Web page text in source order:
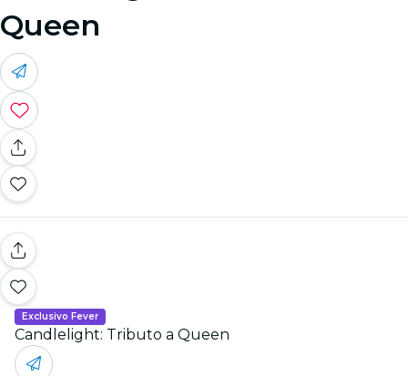
Queen
Exclusivo Fever
Candlelight: Tributo a Queen